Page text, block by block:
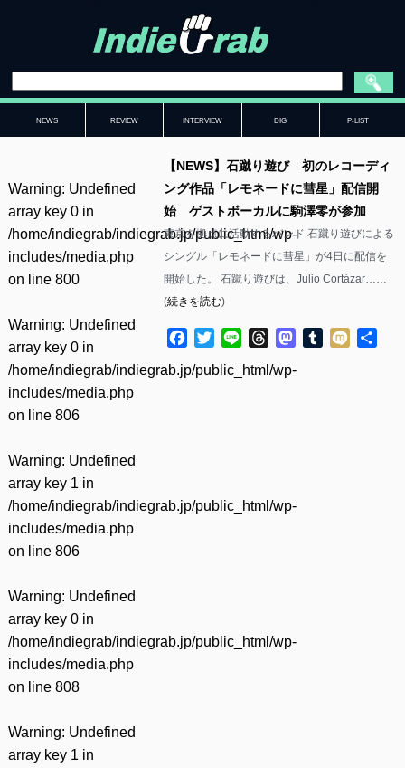
NEWS REVIEW INTERVIEW DIG P-LIST
Warning: Undefined
array key 0 in
/home/indiegrab/indiegrab.jp/public_html/wp-
includes/media.php
on line 800
Warning: Undefined
array key 0 in
/home/indiegrab/indiegrab.jp/public_html/wp-
includes/media.php
on line 806
Warning: Undefined
array key 1 in
/home/indiegrab/indiegrab.jp/public_html/wp-
includes/media.php
on line 806
Warning: Undefined
array key 0 in
/home/indiegrab/indiegrab.jp/public_html/wp-
includes/media.php
on line 808
Warning: Undefined
array key 1 in
【NEWS】石蹴り遊び 初のレコーディ
ング作品「レモネードに彗星」配信開
始 ゲストボーカルに駒澤零が参加
東京を拠点に活動するバンド 石蹴り遊びによる
シングル「レモネードに彗星」が4日に配信を
開始した。 石蹴り遊びは、Julio Cortázar……
(続きを読む)
Facebook
TwitterLine ThreadsMastodon
Tumblr
Mixi